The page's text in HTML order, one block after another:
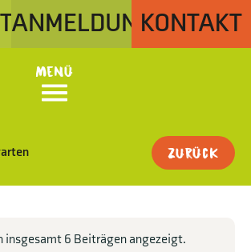
ANMELDUNGKONTAKT
Menü
Zurück
insgesamt 6 Beiträgen angezeigt.